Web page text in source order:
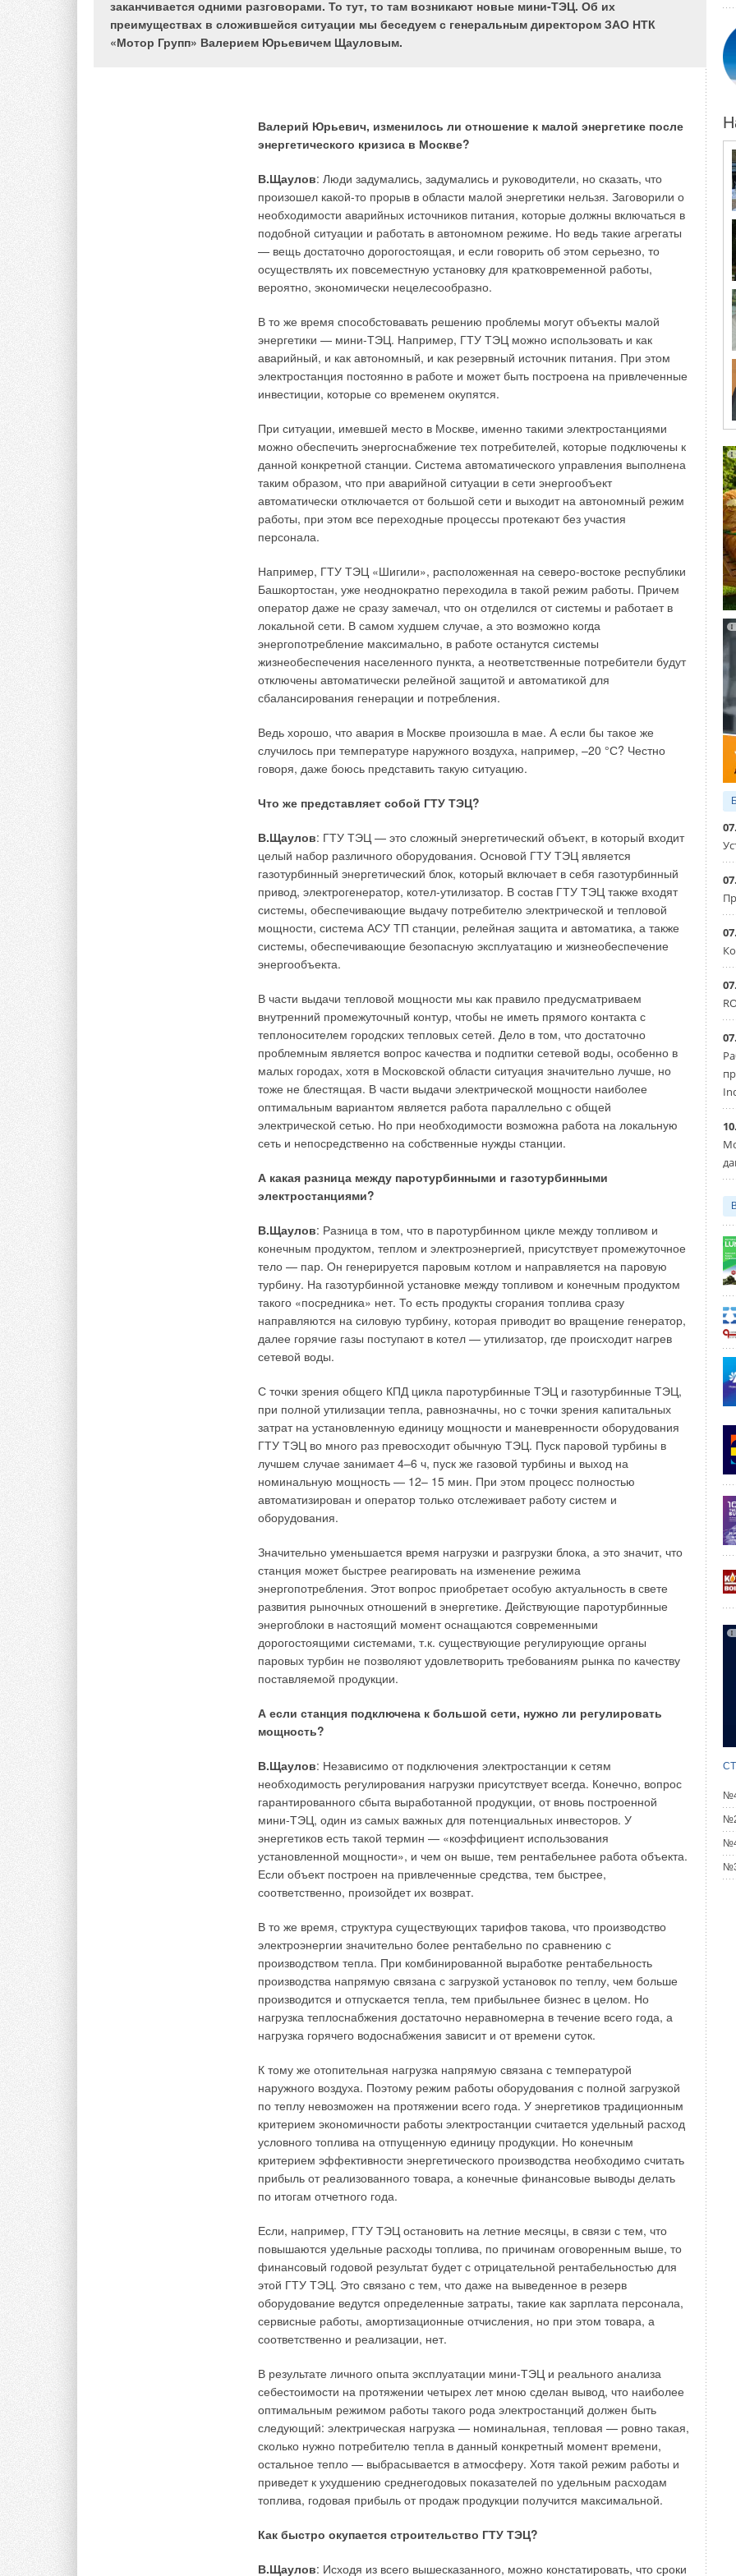
заканчивается одними разговорами. То тут, то там возникают новые мини-ТЭЦ. Об их
преимуществах в сложившейся ситуации мы беседуем с генеральным директором ЗАО НТК
«Мотор Групп» Валерием Юрьевичем Щауловым.
Валерий Юрьевич, изменилось ли отношение к малой энергетике после
энергетического кризиса в Москве?
В.Щаулов: Люди задумались, задумались и руководители, но сказать, что
произошел какой-то прорыв в области малой энергетики нельзя. Заговорили о
необходимости аварийных источников питания, которые должны включаться в
подобной ситуации и работать в автономном режиме. Но ведь такие агрегаты
— вещь достаточно дорогостоящая, и если говорить об этом серьезно, то
осуществлять их повсеместную установку для кратковременной работы,
вероятно, экономически нецелесообразно.
В то же время способстовавать решению проблемы могут объекты малой
энергетики — мини-ТЭЦ. Например, ГТУ ТЭЦ можно использовать и как
аварийный, и как автономный, и как резервный источник питания. При этом
электростанция постоянно в работе и может быть построена на привлеченные
инвестиции, которые со временем окупятся.
При ситуации, имевшей место в Москве, именно такими электростанциями
можно обеспечить энергоснабжение тех потребителей, которые подключены к
данной конкретной станции. Система автоматического управления выполнена
таким образом, что при аварийной ситуации в сети энергообъект
автоматически отключается от большой сети и выходит на автономный режим
работы, при этом все переходные процессы протекают без участия
персонала.
Например, ГТУ ТЭЦ «Шигили», расположенная на северо-востоке республики
Башкортостан, уже неоднократно переходила в такой режим работы. Причем
оператор даже не сразу замечал, что он отделился от системы и работает в
локальной сети. В самом худшем случае, а это возможно когда
энергопотребление максимально, в работе останутся системы
жизнеобеспечения населенного пункта, а неответственные потребители будут
отключены автоматически релейной защитой и автоматикой для
сбалансирования генерации и потребления.
Ведь хорошо, что авария в Москве произошла в мае. А если бы такое же
случилось при температуре наружного воздуха, например, –20 °С? Честно
говоря, даже боюсь представить такую ситуацию.
Что же представляет собой ГТУ ТЭЦ?
В.Щаулов: ГТУ ТЭЦ — это сложный энергетический объект, в который входит
целый набор различного оборудования. Основой ГТУ ТЭЦ является
газотурбинный энергетический блок, который включает в себя газотурбинный
привод, электрогенератор, котел-утилизатор. В состав ГТУ ТЭЦ также входят
системы, обеспечивающие выдачу потребителю электрической и тепловой
мощности, система АСУ ТП станции, релейная защита и автоматика, а также
системы, обеспечивающие безопасную эксплуатацию и жизнеобеспечение
энергообъекта.
В части выдачи тепловой мощности мы как правило предусматриваем
внутренний промежуточный контур, чтобы не иметь прямого контакта с
теплоносителем городских тепловых сетей. Дело в том, что достаточно
проблемным является вопрос качества и подпитки сетевой воды, особенно в
малых городах, хотя в Московской области ситуация значительно лучше, но
тоже не блестящая. В части выдачи электрической мощности наиболее
оптимальным вариантом является работа параллельно с общей
электрической сетью. Но при необходимости возможна работа на локальную
сеть и непосредственно на собственные нужды станции.
А какая разница между паротурбинными и газотурбинными
электростанциями?
В.Щаулов: Разница в том, что в паротурбинном цикле между топливом и
конечным продуктом, теплом и электроэнергией, присутствует промежуточное
тело — пар. Он генерируется паровым котлом и направляется на паровую
турбину. На газотурбинной установке между топливом и конечным продуктом
такого «посредника» нет. То есть продукты сгорания топлива сразу
направляются на силовую турбину, которая приводит во вращение генератор,
далее горячие газы поступают в котел — утилизатор, где происходит нагрев
сетевой воды.
С точки зрения общего КПД цикла паротурбинные ТЭЦ и газотурбинные ТЭЦ,
при полной утилизации тепла, равнозначны, но с точки зрения капитальных
затрат на установленную единицу мощности и маневренности оборудования
ГТУ ТЭЦ во много раз превосходит обычную ТЭЦ. Пуск паровой турбины в
лучшем случае занимает 4–6 ч, пуск же газовой турбины и выход на
номинальную мощность — 12– 15 мин. При этом процесс полностью
автоматизирован и оператор только отслеживает работу систем и
оборудования.
Значительно уменьшается время нагрузки и разгрузки блока, а это значит, что
станция может быстрее реагировать на изменение режима
энергопотребления. Этот вопрос приобретает особую актуальность в свете
развития рыночных отношений в энергетике. Действующие паротурбинные
энергоблоки в настоящий момент оснащаются современными
дорогостоящими системами, т.к. существующие регулирующие органы
паровых турбин не позволяют удовлетворить требованиям рынка по качеству
поставляемой продукции.
А если станция подключена к большой сети, нужно ли регулировать
мощность?
В.Щаулов: Независимо от подключения электростанции к сетям
необходимость регулирования нагрузки присутствует всегда. Конечно, вопрос
гарантированного сбыта выработанной продукции, от вновь построенной
мини-ТЭЦ, один из самых важных для потенциальных инвесторов. У
энергетиков есть такой термин — «коэффициент использования
установленной мощности», и чем он выше, тем рентабельнее работа объекта.
Если объект построен на привлеченные средства, тем быстрее,
соответственно, произойдет их возврат.
В то же время, структура существующих тарифов такова, что производство
электроэнергии значительно более рентабельно по сравнению с
производством тепла. При комбинированной выработке рентабельность
производства напрямую связана с загрузкой установок по теплу, чем больше
производится и отпускается тепла, тем прибыльнее бизнес в целом. Но
нагрузка теплоснабжения достаточно неравномерна в течение всего года, а
нагрузка горячего водоснабжения зависит и от времени суток.
К тому же отопительная нагрузка напрямую связана с температурой
наружного воздуха. Поэтому режим работы оборудования с полной загрузкой
по теплу невозможен на протяжении всего года. У энергетиков традиционным
критерием экономичности работы электростанции считается удельный расход
условного топлива на отпущенную единицу продукции. Но конечным
критерием эффективности энергетического производства необходимо считать
прибыль от реализованного товара, а конечные финансовые выводы делать
по итогам отчетного года.
Если, например, ГТУ ТЭЦ остановить на летние месяцы, в связи с тем, что
повышаются удельные расходы топлива, по причинам оговоренным выше, то
финансовый годовой результат будет с отрицательной рентабельностью для
этой ГТУ ТЭЦ. Это связано с тем, что даже на выведенное в резерв
оборудование ведутся определенные затраты, такие как зарплата персонала,
сервисные работы, амортизационные отчисления, но при этом товара, а
соответственно и реализации, нет.
В результате личного опыта эксплуатации мини-ТЭЦ и реального анализа
себестоимости на протяжении четырех лет мною сделан вывод, что наиболее
оптимальным режимом работы такого рода электростанций должен быть
следующий: электрическая нагрузка — номинальная, тепловая — ровно такая,
сколько нужно потребителю тепла в данный конкретный момент времени,
остальное тепло — выбрасывается в атмосферу. Хотя такой режим работы и
приведет к ухудшению среднегодовых показателей по удельным расходам
топлива, годовая прибыль от продаж продукции получится максимальной.
Как быстро окупается строительство ГТУ ТЭЦ?
В.Щаулов: Исходя из всего вышесказанного, можно констатировать, что сроки
Речь идет о создании ИТП в каждом доме, который осуществляет
присоединение системы дома к теплосети по зависимой схеме (график 95/70
отопительной мощности, подключаемой к теплосети также по зависимой
схеме (график 95/70 °С) с возможностью локального приготовления горячей
Вариант 1.
Если говорить о коттедже с высоким теплопотреблением и большим
количеством точек водоразбора, то в схему ИТП включаются:
гидравлическая стрелка — служит для гидравлического
отделения сетевого насоса и насосов отопительных контуров
распределительный коллектор;
различные типы насосных групп, в зависимости от их
функционального назначения.
Что касается горячего водоснабжения, то этот вопрос решается с помощью
теплообменнике. Станция являет собой аналог бойлера ГВС, имеет при этом
предельно малые габариты, но работает только в системах с большой
аккумулирующей способностью по тепловой энергии (например, теплосеть).
Производимое количество горячей воды и ее циркуляция настраиваются
потребителем индивидуально при помощи встроенной в станцию автоматики.
Cтанция LogoFresh служит только для приготовления горячей воды
водоразбора. ИТП коттеджа занимает минимум места, т.к. оборудование
размещается вдоль стены. Применение оборудования «Майбес» позволяет
комплектовать каждый отдельно взятый дом в зависимости от желаемой
заказчиком схемы.
Вариант 2.
Для таунхаусов предлагаются станции LogoComfort RUS (рис. 2) со
также подключается к теплосети по зависимой схеме, станция производит до
17 л/мин горячей воды (нагрев на 45 °C).
и направляют теплоноситель в систему отопления дома. Для приготовления
привод, который направляет теплоноситель в расположенный в станции
теплообменник.
Габариты станции минимальны (вxшxг — 800x600x210 мм), что позволяет
практически не использовать жилое пространство, причем в комплектации с
внешним кожухом станция идеально вписывается в интерьер ванной комнаты
или кухни.
действия, но выполнены на одной монтажной плате и поэтому имеют
одинаковые габариты.
Схема поселка, спроектированная подобным образом, гидравлически
устойчива. Заказчику нет необходимости согласовывать лимиты на газ для
каждого дома, что выгодно представляет такой проект.
Приготовление горячей воды непосредственно в доме исключает прокладку
линии циркуляции горячей воды по поселку и, соответственно, связанные с
Помимо всего прочего станции могут быть укомплектованы приборами учета
рассчитать тарифы на использованные потребителями ресурсы — холодная
вода и все потребляемое тепло.
К тому же подобные схемы снабжения домов поселка теплом являются
гибкими с точки зрения наладки и удобными, в сочетании с выгодой, при
сервисном обслуживании.
Помимо описанных выше инженерных систем, сегодня «Майбес РУС»
предлагает широкий ряд продукции для внутренних систем отопления и
водоснабжения, включая узлы подключения радиаторов, термостатику,
приборы учета и комнатную автоматику, что, несомненно, удобно для
заказчика.
Об утилизации тепловых отходов
ЖУРНАЛ СОК ИЮНЬ 2026
→
Совершенствование отопительно-вентиляционных систем коррекцией
процессов регулирования
ЖУРНАЛ СОК ИЮНЬ 2026
эксплуатации в действующей котельной
→
Водонагреватель Royal Thermo Smalto Inverter: интеллект, стиль и
энергоэффективность
RIFAR SUPReMO: высочайший стандарт надёжности в мире приборов
отопления
ЖУРНАЛ СОК МАЙ 2026
В этой теме еще нет комментариев
Добавить комментарий
Ваш E-mail *